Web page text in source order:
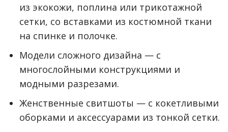
из экокожи, поплина или трикотажной
сетки, со вставками из костюмной ткани
на спинке и полочке.
Модели сложного дизайна — с
многослойными конструкциями и
модными разрезами.
Женственные свитшоты — с кокетливыми
оборками и аксессуарами из тонкой сетки.